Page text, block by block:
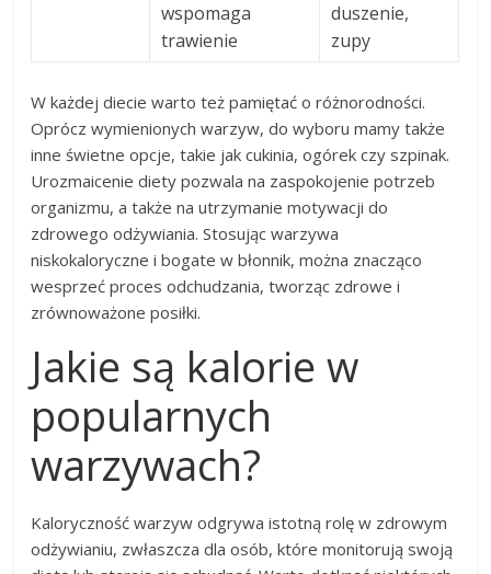
wspomaga
trawienie
duszenie,
zupy
W każdej diecie warto też pamiętać o różnorodności.
Oprócz wymienionych warzyw, do wyboru mamy także
inne świetne opcje, takie jak cukinia, ogórek czy szpinak.
Urozmaicenie diety pozwala na zaspokojenie potrzeb
organizmu, a także na utrzymanie motywacji do
zdrowego odżywiania. Stosując warzywa
niskokaloryczne i bogate w błonnik, można znacząco
wesprzeć proces odchudzania, tworząc zdrowe i
zrównoważone posiłki.
Jakie są kalorie w
popularnych
warzywach?
Kaloryczność warzyw odgrywa istotną rolę w zdrowym
odżywianiu, zwłaszcza dla osób, które monitorują swoją